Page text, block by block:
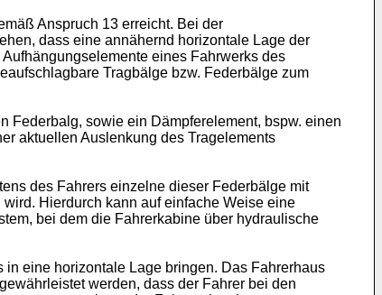
Anspruch 13 erreicht. Bei der
dass eine annähernd horizontale Lage der
eines Fahrwerks des
Tragbälge bzw. Federbälge zum
Federbalg, sowie ein Dämpferelement, bspw. einen
aktuellen Auslenkung des Tragelements
des Fahrers einzelne dieser Federbälge mit
Hierdurch kann auf einfache Weise eine
bei dem die Fahrerkabine über hydraulische
eine horizontale Lage bringen. Das Fahrerhaus
werden, dass der Fahrer bei den